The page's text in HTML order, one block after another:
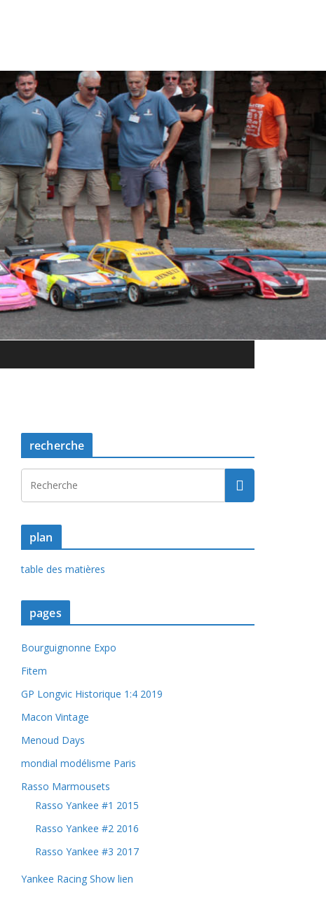
recherche
plan
table des matières
pages
Bourguignonne Expo
Fitem
GP Longvic Historique 1:4 2019
Macon Vintage
Menoud Days
mondial modélisme Paris
Rasso Marmousets
Rasso Yankee #1 2015
Rasso Yankee #2 2016
Rasso Yankee #3 2017
Yankee Racing Show lien